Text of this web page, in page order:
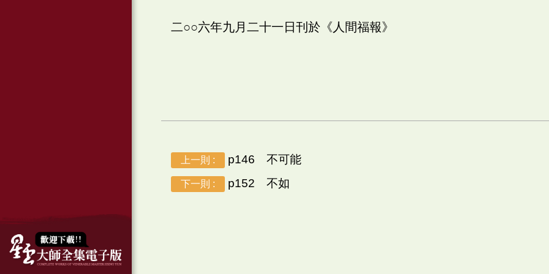
二○○六年九月二十一日刊於《人間福報》
上一則 : p146 不可能
下一則 : p152 不如